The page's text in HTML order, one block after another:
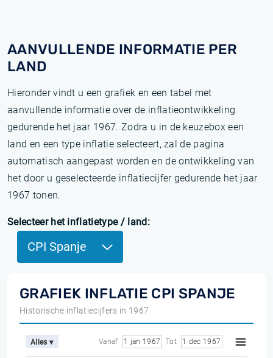
AANVULLENDE INFORMATIE PER
LAND
Hieronder vindt u een grafiek en een tabel met
aanvullende informatie over de inflatieontwikkeling
gedurende het jaar 1967. Zodra u in de keuzebox een
land en een type inflatie selecteert, zal de pagina
automatisch aangepast worden en de ontwikkeling van
het door u geselecteerde inflatiecijfer gedurende het jaar
1967 tonen.
Selecteer het inflatietype / land:
CPI Spanje
GRAFIEK INFLATIE CPI SPANJE
Historische inflatiecijfers in 1967
Alles ▾ Vanaf 1 jan 1967 Tot 1 dec 1967